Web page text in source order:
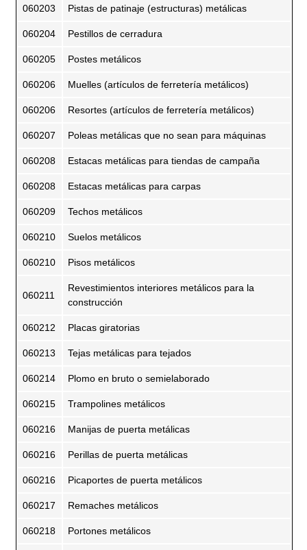
060203 Pistas de patinaje (estructuras) metálicas
060204 Pestillos de cerradura
060205 Postes metálicos
060206 Muelles (artículos de ferretería metálicos)
060206 Resortes (artículos de ferretería metálicos)
060207 Poleas metálicas que no sean para máquinas
060208 Estacas metálicas para tiendas de campaña
060208 Estacas metálicas para carpas
060209 Techos metálicos
060210 Suelos metálicos
060210 Pisos metálicos
060211
Revestimientos interiores metálicos para la
construcción
060212 Placas giratorias
060213 Tejas metálicas para tejados
060214 Plomo en bruto o semielaborado
060215 Trampolines metálicos
060216 Manijas de puerta metálicas
060216 Perillas de puerta metálicas
060216 Picaportes de puerta metálicos
060217 Remaches metálicos
060218 Portones metálicos